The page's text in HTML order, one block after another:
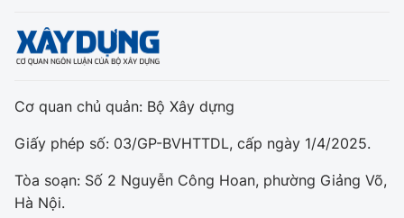
Cơ quan chủ quản: Bộ Xây dựng
Giấy phép số: 03/GP-BVHTTDL, cấp ngày 1/4/2025.
Tòa soạn: Số 2 Nguyễn Công Hoan, phường Giảng Võ,
Hà Nội.